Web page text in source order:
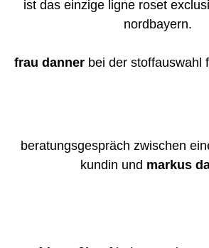
ist das einzige ligne roset
nordbayern.
frau danner bei der stoffauswahl
beratungsgespräch zwischen
kundin und markus